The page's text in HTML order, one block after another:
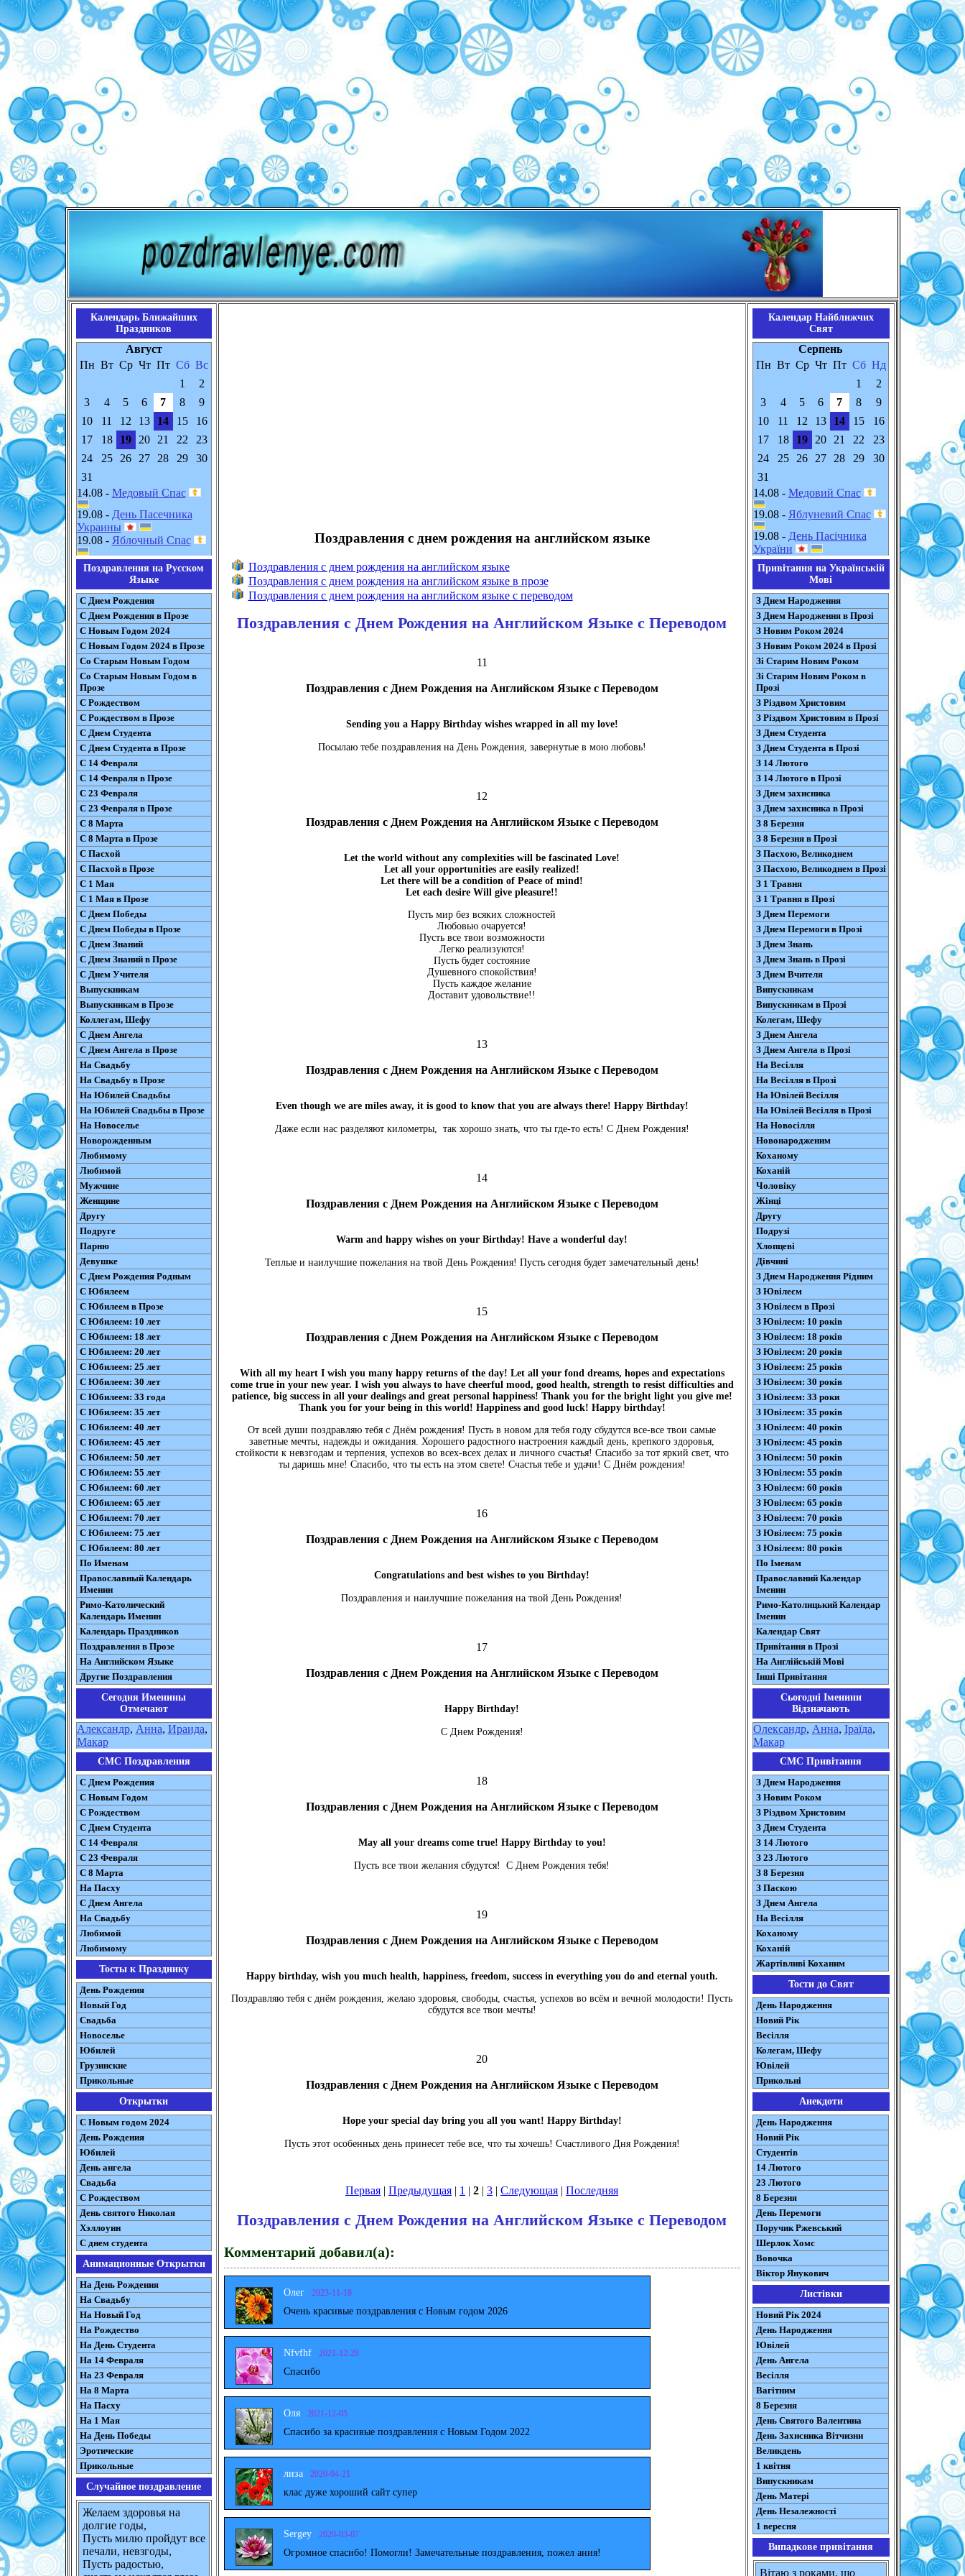
Календарь Ближайших
Праздников
Август
Пн Вт Ср Чт Пт Сб Вс
1
2
3
4 5 6 7 8
9
10
11 12 13 14 15
16
17
18 19 20 21 22
23
24
25 26 27 28 29
30
31
14.08 - Медовый Спас
19.08 - День Пасечника
Украины
19.08 - Яблочный Спас
Поздравления на Русском
Языке
С Днем Рождения
С Днем Рождения в Прозе
С Новым Годом 2024
С Новым Годом 2024 в Прозе
Со Старым Новым Годом
Со Старым Новым Годом в
Прозе
С Рождеством
С Рождеством в Прозе
С Днем Студента
С Днем Студента в Прозе
С 14 Февраля
С 14 Февраля в Прозе
С 23 Февраля
С 23 Февраля в Прозе
С 8 Марта
С 8 Марта в Прозе
С Пасхой
С Пасхой в Прозе
С 1 Мая
С 1 Мая в Прозе
С Днем Победы
С Днем Победы в Прозе
С Днем Знаний
С Днем Знаний в Прозе
С Днем Учителя
Выпускникам
Выпускникам в Прозе
Коллегам, Шефу
С Днем Ангела
С Днем Ангела в Прозе
На Свадьбу
На Свадьбу в Прозе
На Юбилей Свадьбы
На Юбилей Свадьбы в Прозе
На Новоселье
Новорожденным
Любимому
Любимой
Мужчине
Женщине
Другу
Подруге
Парню
Девушке
С Днем Рождения Родным
С Юбилеем
С Юбилеем в Прозе
С Юбилеем: 10 лет
С Юбилеем: 18 лет
С Юбилеем: 20 лет
С Юбилеем: 25 лет
С Юбилеем: 30 лет
С Юбилеем: 33 года
С Юбилеем: 35 лет
С Юбилеем: 40 лет
С Юбилеем: 45 лет
С Юбилеем: 50 лет
С Юбилеем: 55 лет
С Юбилеем: 60 лет
С Юбилеем: 65 лет
С Юбилеем: 70 лет
С Юбилеем: 75 лет
С Юбилеем: 80 лет
По Именам
Православный Календарь
Именин
Римо-Католический
Календарь Именин
Календарь Праздников
Поздравления в Прозе
На Английском Языке
Другие Поздравления
Сегодня Именины
Отмечают
Александр, Анна, Ираида,
Макар
СМС Поздравления
С Днем Рождения
С Новым Годом
С Рождеством
C Днем Студента
С 14 Февраля
С 23 Февраля
С 8 Марта
На Пасху
C Днем Ангела
На Свадьбу
Любимой
Любимому
Тосты к Празднику
День Рождения
Новый Год
Свадьба
Новоселье
Юбилей
Грузинские
Прикольные
Открытки
С Новым годом 2024
День Рождения
Юбилей
День ангела
Свадьба
С Рождеством
День святого Николая
Хэллоуин
С днем студента
Анимационные Открытки
На День Рождения
На Свадьбу
На Новый Год
На Рождество
На День Студента
На 14 Февраля
На 23 Февраля
На 8 Марта
На Пасху
На 1 Мая
На День Победы
Эротические
Прикольные
Случайное поздравление
Желаем здоровья на
долгие годы,
Пусть милю пройдут все
печали, невзгоды,
Пусть радостью,
Поздравления с днем рождения на английском языке
Поздравления с днем рождения на английском языке
Поздравления с днем рождения на английском языке в прозе
Поздравления с днем рождения на английском языке с переводом
Поздравления с Днем Рождения на Английском Языке с Переводом
11
Поздравления с Днем Рождения на Английском Языке с Переводом
Sending you a Happy Birthday wishes wrapped in all my love!
Посылаю тебе поздравления на День Рождения, завернутые в мою любовь!
12
Поздравления с Днем Рождения на Английском Языке с Переводом
Let the world without any complexities will be fascinated Love!
Let all your opportunities are easily realized!
Let there will be a condition of Peace of mind!
Let each desire Will give pleasure!!
Пусть мир без всяких сложностей
Любовью очаруется!
Пусть все твои возможности
Легко реализуются!
Пусть будет состояние
Душевного спокойствия!
Пусть каждое желание
Доставит удовольствие!!
13
Поздравления с Днем Рождения на Английском Языке с Переводом
Even though we are miles away, it is good to know that you are always there! Happy Birthday!
Даже если нас разделяют километры, так хорошо знать, что ты где-то есть! С Днем Рождения!
14
Поздравления с Днем Рождения на Английском Языке с Переводом
Warm and happy wishes on your Birthday! Have a wonderful day!
Теплые и наилучшие пожелания на твой День Рождения! Пусть сегодня будет замечательный день!
15
Поздравления с Днем Рождения на Английском Языке с Переводом
With all my heart I wish you many happy returns of the day! Let all your fond dreams, hopes and expectations
come true in your new year. I wish you always to have cheerful mood, good health, strength to resist difficulties and
patience, big success in all your dealings and great personal happiness! Thank you for the bright light you give me!
Thank you for your being in this world! Happiness and good luck! Happy birthday!
От всей души поздравляю тебя с Днём рождения! Пусть в новом для тебя году сбудутся все-все твои самые
заветные мечты, надежды и ожидания. Хорошего радостного настроения каждый день, крепкого здоровья,
стойкости к невзгодам и терпения, успехов во всех-всех делах и личного счастья! Спасибо за тот яркий свет, что
ты даришь мне! Спасибо, что ты есть на этом свете! Счастья тебе и удачи! С Днём рождения!
16
Поздравления с Днем Рождения на Английском Языке с Переводом
Congratulations and best wishes to you Birthday!
Поздравления и наилучшие пожелания на твой День Рождения!
17
Поздравления с Днем Рождения на Английском Языке с Переводом
Happy Birthday!
С Днем Рождения!
18
Поздравления с Днем Рождения на Английском Языке с Переводом
May all your dreams come true! Happy Birthday to you!
Пусть все твои желания сбудутся! С Днем Рождения тебя!
19
Поздравления с Днем Рождения на Английском Языке с Переводом
Happy birthday, wish you much health, happiness, freedom, success in everything you do and eternal youth.
Поздравляю тебя с днём рождения, желаю здоровья, свободы, счастья, успехов во всём и вечной молодости! Пусть
сбудутся все твои мечты!
20
Поздравления с Днем Рождения на Английском Языке с Переводом
Hope your special day bring you all you want! Happy Birthday!
Пусть этот особенных день принесет тебе все, что ты хочешь! Счастливого Дня Рождения!
Первая | Предыдущая | 1 | 2 | 3 | Следующая | Последняя
Поздравления с Днем Рождения на Английском Языке с Переводом
Комментарий добавил(а):
Олег 2023-11-18
Очень красивые поздравления с Новым годом 2026
Nfvfhf 2021-12-28
Спасибо
Оля 2021-12-05
Спасибо за красивые поздравления с Новым Годом 2022
лиза 2020-04-21
клас дуже хороший сайт супер
Sergey 2020-03-07
Огромное спасибо! Помогли! Замечательные поздравления, пожел ания!
Календар Найближчих
Свят
Серпень
Пн Вт Ср Чт Пт Сб Нд
1
2
3
4 5 6 7 8
9
10
11 12 13 14 15
16
17
18 19 20 21 22
23
24
25 26 27 28 29
30
31
14.08 - Медовий Спас
19.08 - Яблуневий Спас
19.08 - День Пасічника
України
Привітання на Українській
Мові
З Днем Народження
З Днем Народження в Прозі
З Новим Роком 2024
З Новим Роком 2024 в Прозі
Зі Старим Новим Роком
Зі Старим Новим Роком в
Прозі
З Різдвом Христовим
З Різдвом Христовим в Прозі
З Днем Студента
З Днем Студента в Прозі
З 14 Лютого
З 14 Лютого в Прозі
З Днем захисника
З Днем захисника в Прозі
З 8 Березня
З 8 Березня в Прозі
З Пасхою, Великоднем
З Пасхою, Великоднем в Прозі
З 1 Травня
З 1 Травня в Прозі
З Днем Перемоги
З Днем Перемоги в Прозі
З Днем Знань
З Днем Знань в Прозі
З Днем Вчителя
Випускникам
Випускникам в Прозі
Колегам, Шефу
З Днем Ангела
З Днем Ангела в Прозі
На Весілля
На Весілля в Прозі
На Ювілей Весілля
На Ювілей Весілля в Прозі
На Новосілля
Новонародженим
Коханому
Коханій
Чоловіку
Жінці
Другу
Подрузі
Хлопцеві
Дівчині
З Днем Народження Рідним
З Ювілеєм
З Ювілеєм в Прозі
З Ювілеєм: 10 років
З Ювілеєм: 18 років
З Ювілеєм: 20 років
З Ювілеєм: 25 років
З Ювілеєм: 30 років
З Ювілеєм: 33 роки
З Ювілеєм: 35 років
З Ювілеєм: 40 років
З Ювілеєм: 45 років
З Ювілеєм: 50 років
З Ювілеєм: 55 років
З Ювілеєм: 60 років
З Ювілеєм: 65 років
З Ювілеєм: 70 років
З Ювілеєм: 75 років
З Ювілеєм: 80 років
По Іменам
Православний Календар
Іменин
Римо-Католицький Календар
Іменин
Календар Свят
Привітання в Прозі
На Англійській Мові
Інші Привітання
Сьогодні Іменини
Відзначають
Олександр, Анна, Іраїда,
Макар
СМС Привітання
З Днем Народження
З Новим Роком
З Різдвом Христовим
З Днем Студента
З 14 Лютого
З 23 Лютого
З 8 Березня
З Паскою
З Днем Ангела
На Весілля
Коханому
Коханій
Жартівливі Коханим
Тости до Свят
День Народження
Новий Рік
Весілля
Колегам, Шефу
Ювілей
Прикольні
Анекдоти
День Народження
Новий Рік
Студентів
14 Лютого
23 Лютого
8 Березня
День Перемоги
Поручик Ржевський
Шерлок Хомс
Вовочка
Віктор Янукович
Листівки
Новий Рік 2024
День Народження
Ювілей
День Ангела
Весілля
Вагітним
8 Березня
День Святого Валентина
День Захисника Вітчизни
Великдень
1 квітня
Випускникам
День Матері
День Незалежності
1 вересня
Випадкове привітання
Вітаю з роками, що